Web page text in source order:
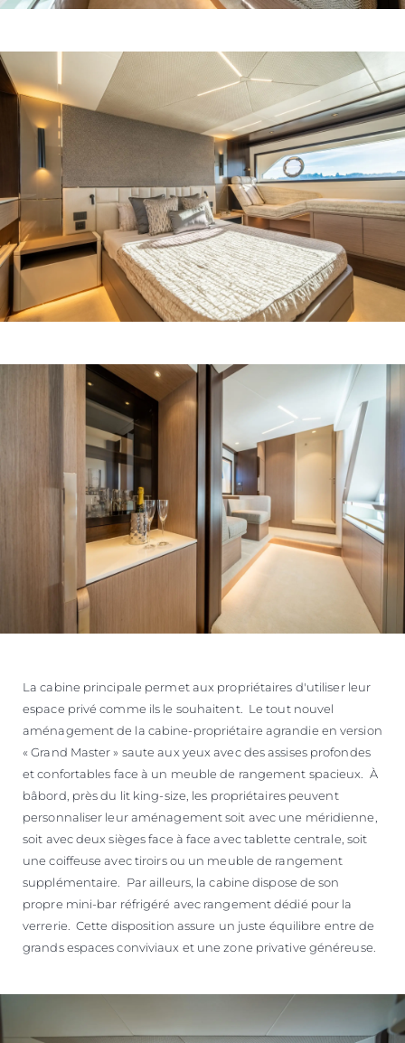
La cabine principale permet aux propriétaires d'utiliser leur
espace privé comme ils le souhaitent. Le tout nouvel
aménagement de la cabine-propriétaire agrandie en version
« Grand Master » saute aux yeux avec des assises profondes
et confortables face à un meuble de rangement spacieux. À
bâbord, près du lit king-size, les propriétaires peuvent
personnaliser leur aménagement soit avec une méridienne,
soit avec deux sièges face à face avec tablette centrale, soit
une coiffeuse avec tiroirs ou un meuble de rangement
supplémentaire. Par ailleurs, la cabine dispose de son
propre mini-bar réfrigéré avec rangement dédié pour la
verrerie. Cette disposition assure un juste équilibre entre de
grands espaces conviviaux et une zone privative généreuse.